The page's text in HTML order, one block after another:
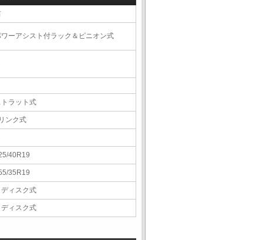
ーアシスト付ラック＆ピニオン式
トラット式
ンク式
40R19
35R19
ディスク式
ディスク式